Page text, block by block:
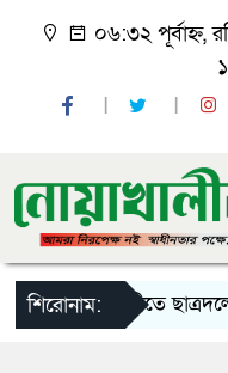
০৬:৩২ পূর্বাহ্ন,
শিরোনাম:
নোয়াখালীতে ছাত্রদলের